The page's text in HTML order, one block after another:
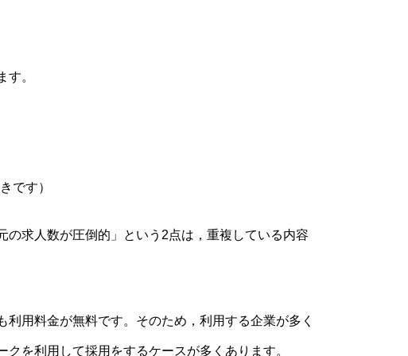
す。
です）
求人数が圧倒的」という2点は，重複している内容
用料金が無料です。そのため，利用する企業が多く
を利用して採用をするケースが多くあります。